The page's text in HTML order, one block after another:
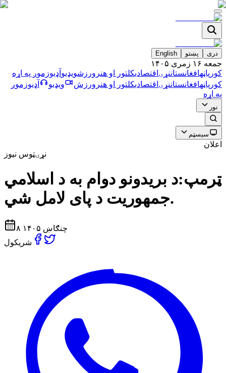
دری پښتو English
جمعه ۱۶ زمری ۱۴۰۵
کورپاڼهافغانستاننړۍ اقتصاديکلتور او هنر ورزشویډیو آډیوزموږ په اړه
کورپاڼهافغانستاننړۍ اقتصاديکلتور او هنر ورزش ویډیو آډیوزموږ
په اړه
نور
سیسټم
اعلان
نړۍټوس نیوز
ټرمپ:د بریدونو دوام به د اسلامي
جمهوریت د پای لامل شي.
۸ چنګاښ ۱۴۰۵
شریکول